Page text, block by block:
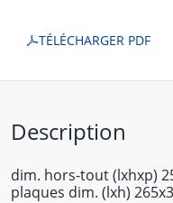
TÉLÉCHARGER PDF
Description
dim. hors-tout (lxhxp)
plaques dim. (lxh)